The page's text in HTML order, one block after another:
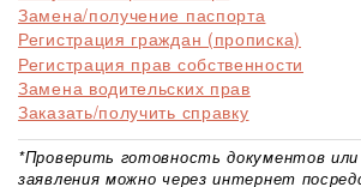
Замена/получение паспорта
Регистрация граждан (прописка)
Регистрация прав собственности
Замена водительских прав
Заказать/получить справку
*Проверить готовность документов
заявления можно через интернет